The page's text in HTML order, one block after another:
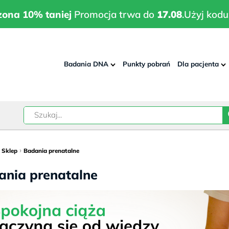
10% taniej Promocja trwa do 17.08.Użyj
10% taniej Promocja trwa do 17.08.Użyj kodu:
Badania DNA Punkty pobrań Dla pacjenta
Sklep ›Badania prenatalne
prenatalne